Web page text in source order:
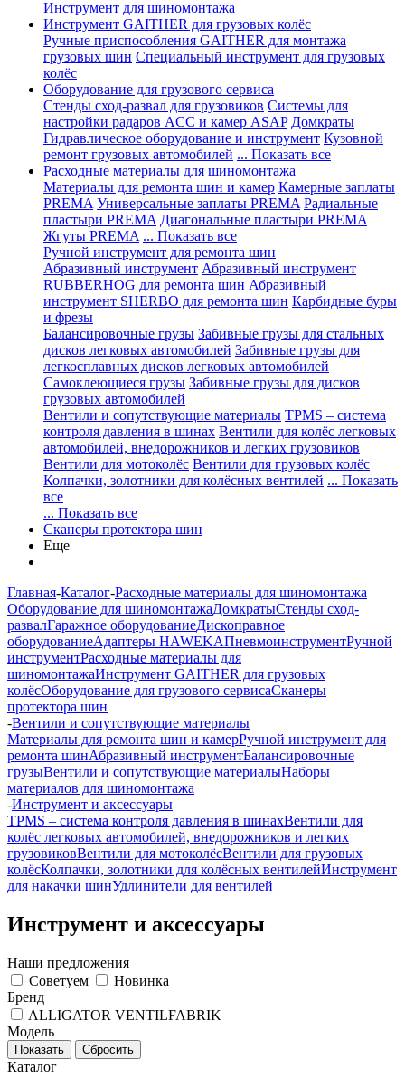
Инструмент для шиномонтажа
Инструмент GAITHER для грузовых колёс
Ручные приспособления GAITHER для монтажа
грузовых шин Специальный инструмент для грузовых
колёс
Оборудование для грузового сервиса
Стенды сход-развал для грузовиков Системы для
настройки радаров ACC и камер ASAP Домкраты
Гидравлическое оборудование и инструмент Кузовной
ремонт грузовых автомобилей ... Показать все
Расходные материалы для шиномонтажа
Материалы для ремонта шин и камер Камерные заплаты
PREMA Универсальные заплаты PREMA Радиальные
пластыри PREMA Диагональные пластыри PREMA
Жгуты PREMA ... Показать все
Ручной инструмент для ремонта шин
Абразивный инструмент Абразивный инструмент
RUBBERHOG для ремонта шин Абразивный
инструмент SHERBO для ремонта шин Карбидные буры
и фрезы
Балансировочные грузы Забивные грузы для стальных
дисков легковых автомобилей Забивные грузы для
легкосплавных дисков легковых автомобилей
Самоклеющиеся грузы Забивные грузы для дисков
грузовых автомобилей
Вентили и сопутствующие материалы TPMS – система
контроля давления в шинах Вентили для колёс легковых
автомобилей, внедорожников и легких грузовиков
Вентили для мотоколёс Вентили для грузовых колёс
Колпачки, золотники для колёсных вентилей ... Показать
все
... Показать все
Сканеры протектора шин
Еще
Главная-Каталог-Расходные материалы для шиномонтажа
Оборудование для шиномонтажаДомкратыСтенды сход-
развалГаражное оборудованиеДископравное
оборудованиеАдаптеры HAWEKAПневмоинструментРучной
инструментРасходные материалы для
шиномонтажаИнструмент GAITHER для грузовых
колёсОборудование для грузового сервисаСканеры
протектора шин
-Вентили и сопутствующие материалы
Материалы для ремонта шин и камерРучной инструмент для
ремонта шинАбразивный инструментБалансировочные
грузыВентили и сопутствующие материалыНаборы
материалов для шиномонтажа
-Инструмент и аксессуары
TPMS – система контроля давления в шинахВентили для
колёс легковых автомобилей, внедорожников и легких
грузовиковВентили для мотоколёсВентили для грузовых
колёсКолпачки, золотники для колёсных вентилейИнструмент
для накачки шинУдлинители для вентилей
Инструмент и аксессуары
Наши предложения
Советуем
Новинка
Бренд
ALLIGATOR VENTILFABRIK
Модель
Каталог